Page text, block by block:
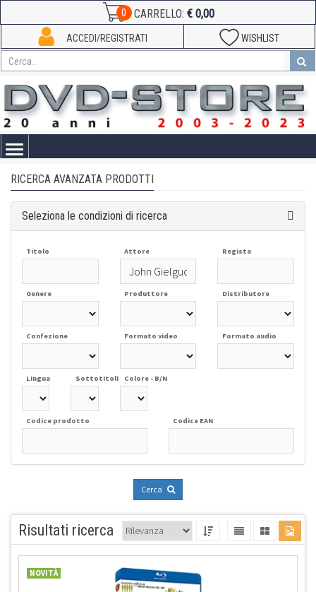
0 CARRELLO: € 0,00
WISHLIST
ACCEDI/REGISTRATI
Toggle
RICERCA AVANZATA PRODOTTI
Seleziona le condizioni di ricerca
Titolo Attore Regista
Genere Produttore Distributore
Confezione Formato video Formato audio
Lingua Sottotitoli Colore - B/N
Codice prodotto Codice EAN
Cerca
Risultati ricerca
NOVITÀ